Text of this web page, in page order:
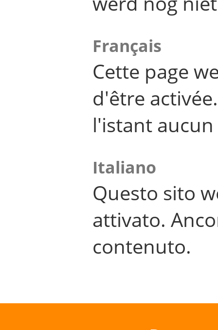
Français
Cette page
d'être
l'istant
Italiano
Questo sito
attivato.
contenuto.